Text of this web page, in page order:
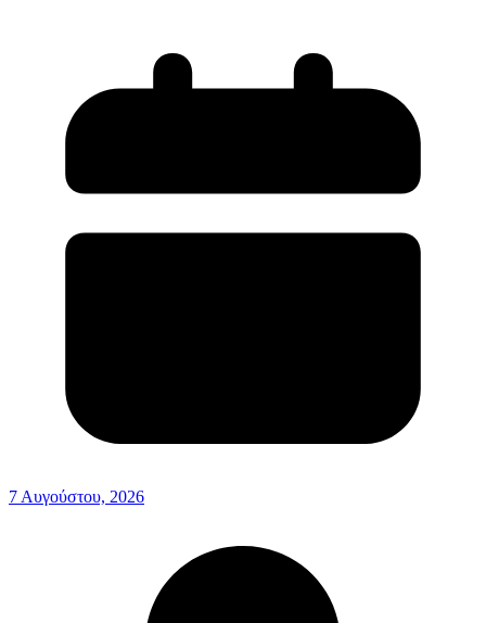
7 Αυγούστου, 2026